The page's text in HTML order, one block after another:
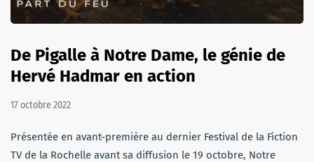
De Pigalle à Notre Dame, le génie de
Hervé Hadmar en action
17 octobre 2022
Présentée en avant-première au dernier Festival de la Fiction
TV de la Rochelle avant sa diffusion le 19 octobre, Notre